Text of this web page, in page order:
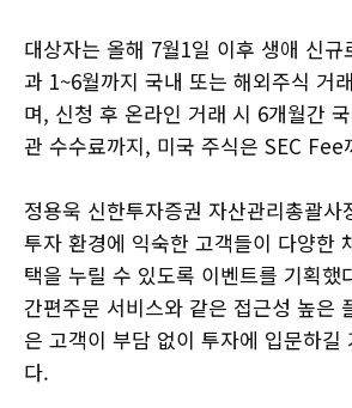
대상자는 올해 7월1일 이후 생애 신규
과 1~6월까지 국내 또는 해외주식 거
며, 신청 후 온라인 거래 시 6개월간
관 수수료까지, 미국 주식은 SEC Fee
정용욱 신한투자증권 자산관리총괄
투자 환경에 익숙한 고객들이 다양한
택을 누릴 수 있도록 이벤트를 기획했
간편주문 서비스와 같은 접근성 높은
은 고객이 부담 없이 투자에 입문하길
다.